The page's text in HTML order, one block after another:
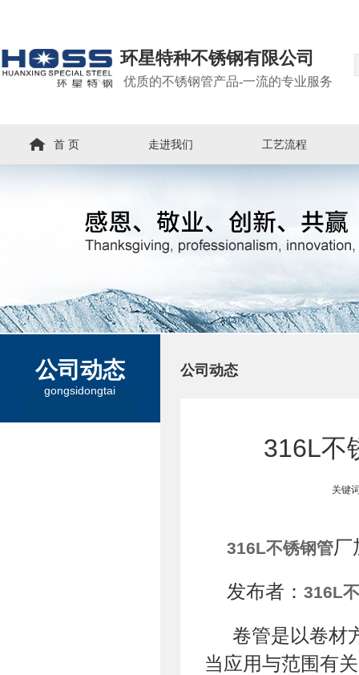
环星特种不锈钢有限公司
优质的不锈钢管产品-一流的专业服务
首 页 走进我们 工艺流程
公司动态
gongsidongtai
公司动态
316L不
关键
316L不锈钢管厂
发布者： 316L
卷管是以卷材
当应用与范围有